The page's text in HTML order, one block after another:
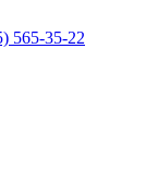
565-35-22